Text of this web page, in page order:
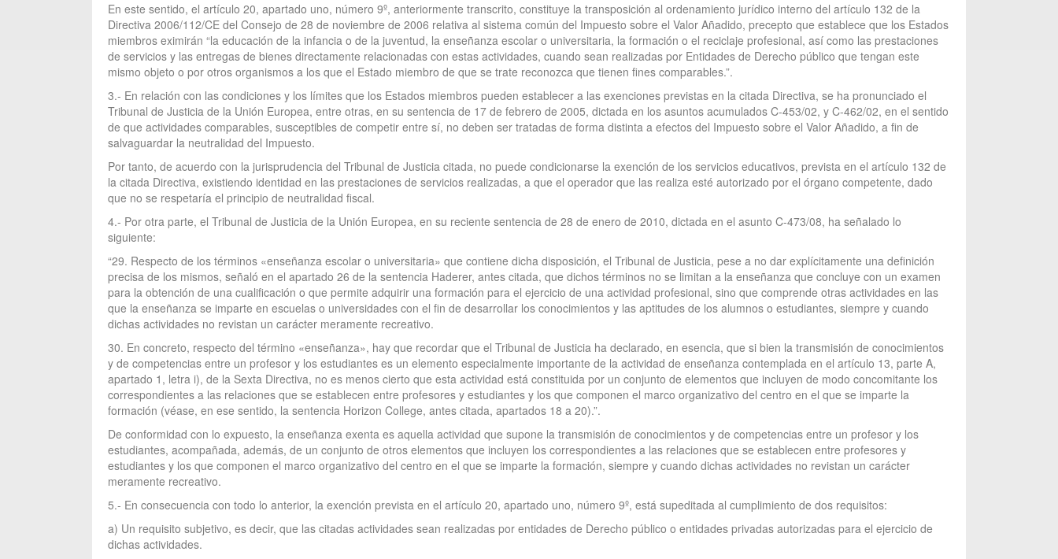
En este sentido, el artículo 20, apartado uno, número 9º, anteriormente transcrito, constituye la transposición al ordenamiento jurídico interno del artículo 132 de la
Directiva 2006/112/CE del Consejo de 28 de noviembre de 2006 relativa al sistema común del Impuesto sobre el Valor Añadido, precepto que establece que los Estados
miembros eximirán “la educación de la infancia o de la juventud, la enseñanza escolar o universitaria, la formación o el reciclaje profesional, así como las prestaciones
de servicios y las entregas de bienes directamente relacionadas con estas actividades, cuando sean realizadas por Entidades de Derecho público que tengan este
mismo objeto o por otros organismos a los que el Estado miembro de que se trate reconozca que tienen fines comparables.”.
3.- En relación con las condiciones y los límites que los Estados miembros pueden establecer a las exenciones previstas en la citada Directiva, se ha pronunciado el
Tribunal de Justicia de la Unión Europea, entre otras, en su sentencia de 17 de febrero de 2005, dictada en los asuntos acumulados C-453/02, y C-462/02, en el sentido
de que actividades comparables, susceptibles de competir entre sí, no deben ser tratadas de forma distinta a efectos del Impuesto sobre el Valor Añadido, a fin de
salvaguardar la neutralidad del Impuesto.
Por tanto, de acuerdo con la jurisprudencia del Tribunal de Justicia citada, no puede condicionarse la exención de los servicios educativos, prevista en el artículo 132 de
la citada Directiva, existiendo identidad en las prestaciones de servicios realizadas, a que el operador que las realiza esté autorizado por el órgano competente, dado
que no se respetaría el principio de neutralidad fiscal.
4.- Por otra parte, el Tribunal de Justicia de la Unión Europea, en su reciente sentencia de 28 de enero de 2010, dictada en el asunto C-473/08, ha señalado lo
siguiente:
“29. Respecto de los términos «enseñanza escolar o universitaria» que contiene dicha disposición, el Tribunal de Justicia, pese a no dar explícitamente una definición
precisa de los mismos, señaló en el apartado 26 de la sentencia Haderer, antes citada, que dichos términos no se limitan a la enseñanza que concluye con un examen
para la obtención de una cualificación o que permite adquirir una formación para el ejercicio de una actividad profesional, sino que comprende otras actividades en las
que la enseñanza se imparte en escuelas o universidades con el fin de desarrollar los conocimientos y las aptitudes de los alumnos o estudiantes, siempre y cuando
dichas actividades no revistan un carácter meramente recreativo.
30. En concreto, respecto del término «enseñanza», hay que recordar que el Tribunal de Justicia ha declarado, en esencia, que si bien la transmisión de conocimientos
y de competencias entre un profesor y los estudiantes es un elemento especialmente importante de la actividad de enseñanza contemplada en el artículo 13, parte A,
apartado 1, letra i), de la Sexta Directiva, no es menos cierto que esta actividad está constituida por un conjunto de elementos que incluyen de modo concomitante los
correspondientes a las relaciones que se establecen entre profesores y estudiantes y los que componen el marco organizativo del centro en el que se imparte la
formación (véase, en ese sentido, la sentencia Horizon College, antes citada, apartados 18 a 20).”.
De conformidad con lo expuesto, la enseñanza exenta es aquella actividad que supone la transmisión de conocimientos y de competencias entre un profesor y los
estudiantes, acompañada, además, de un conjunto de otros elementos que incluyen los correspondientes a las relaciones que se establecen entre profesores y
estudiantes y los que componen el marco organizativo del centro en el que se imparte la formación, siempre y cuando dichas actividades no revistan un carácter
meramente recreativo.
5.- En consecuencia con todo lo anterior, la exención prevista en el artículo 20, apartado uno, número 9º, está supeditada al cumplimiento de dos requisitos:
a) Un requisito subjetivo, es decir, que las citadas actividades sean realizadas por entidades de Derecho público o entidades privadas autorizadas para el ejercicio de
dichas actividades.